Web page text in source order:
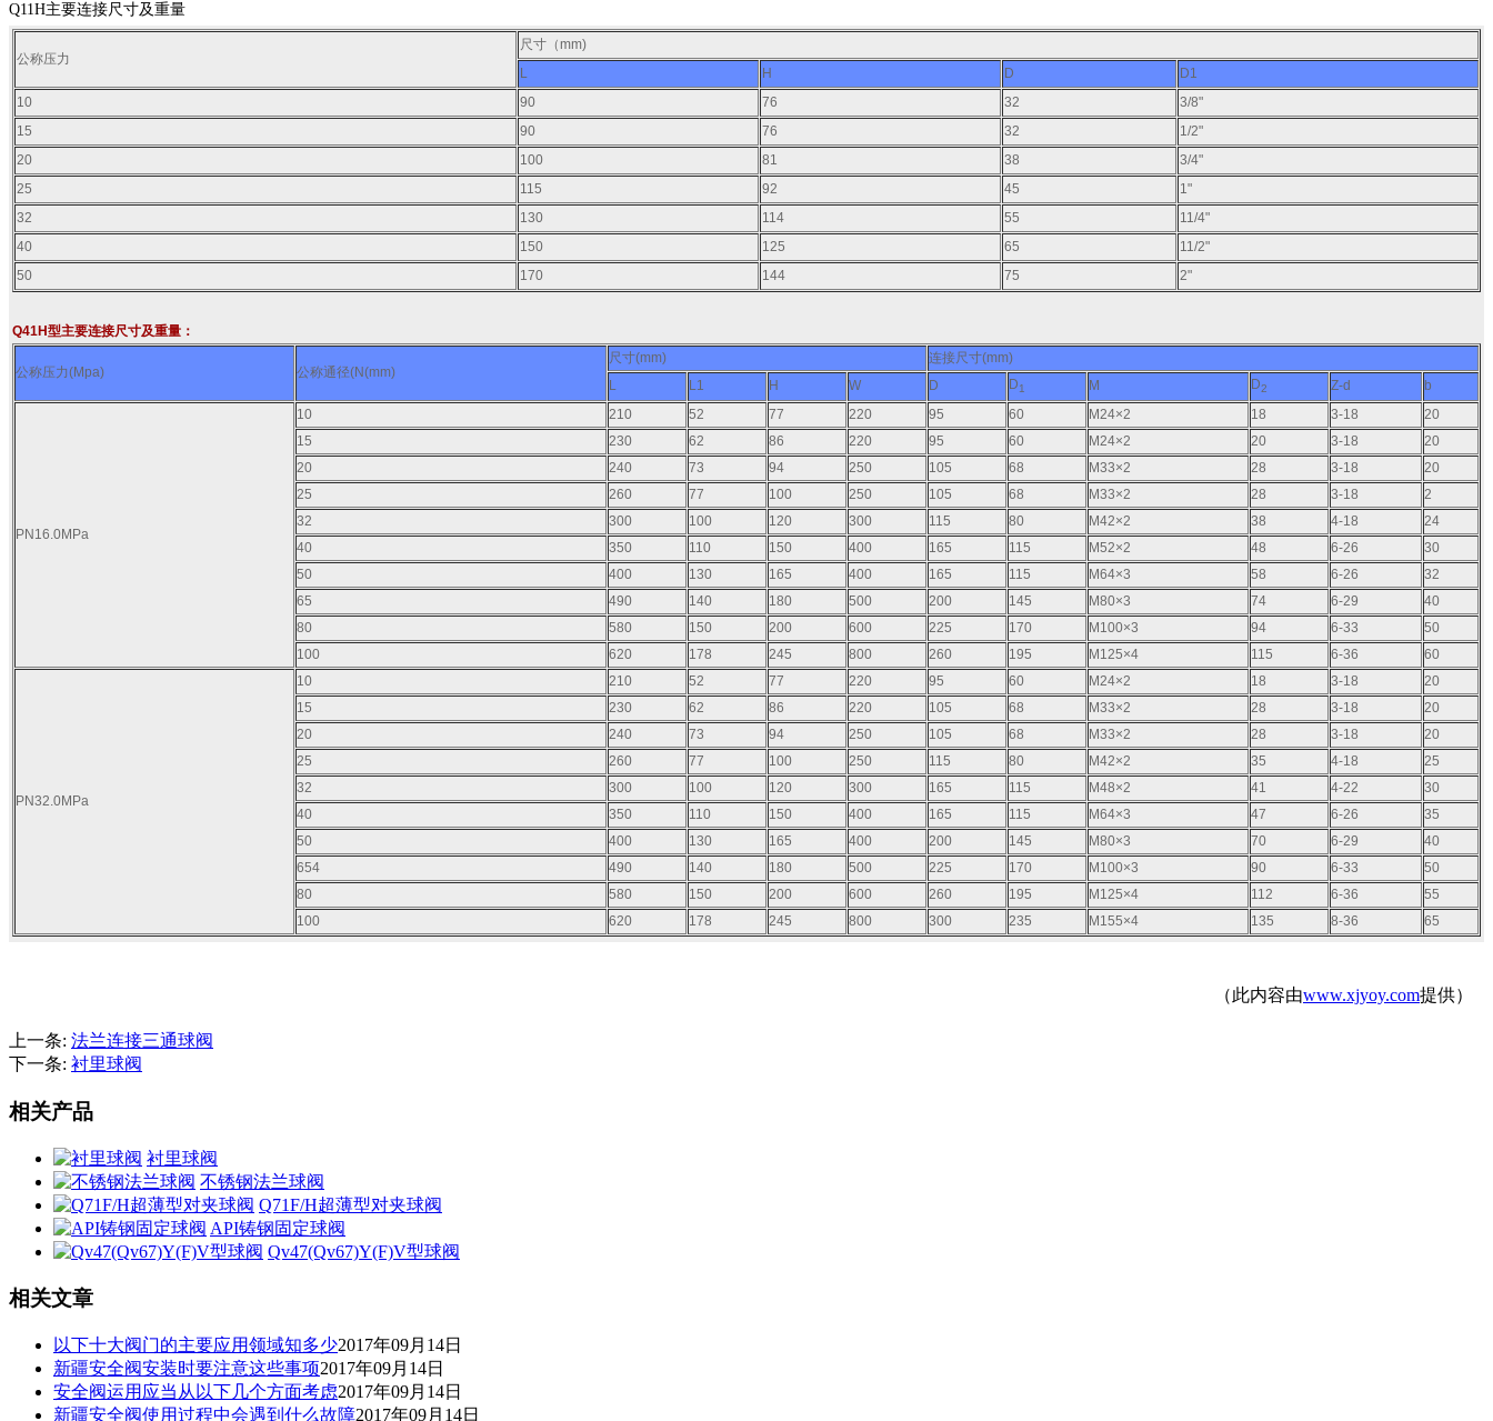
Q11H主要连接尺寸及重量
公称压力
尺寸（mm)
L
H D
D1
10
90 76 32
3/8"
15
90 76 32
1/2"
20
100 81 38
3/4"
25
115 92 45
1"
32
130 114 55
11/4"
40
150 125 65
11/2"
50
170 144 75 2"
Q41H型主要连接尺寸及重量 ：
公称压力(Mpa) 公称通径(N(mm)
尺寸(mm)
连接尺寸(mm)
L
L1 H W D D1 M D2 Z-d b
PN16.0MPa
10 210 52 77 220 95 60 M24×2 18 3-18
20
15
230 62 86 220 95 60 M24×2 20 3-18
20
20
240 73 94 250 105 68 M33×2 28 3-18
20
25
260 77 100 250 105 68 M33×2 28 3-18
2
32
300 100 120 300 115 80 M42×2 38 4-18
24
40
350 110 150 400 165 115 M52×2 48 6-26
30
50
400 130 165 400 165 115 M64×3 58 6-26
32
65
490 140 180 500 200 145 M80×3 74 6-29
40
80
580 150 200 600 225 170 M100×3 94 6-33
50
100
620 178 245 800 260 195 M125×4 115 6-36 60
PN32.0MPa
10 210 52 77 220 95 60 M24×2 18 3-18
20
15
230 62 86 220 105 68 M33×2 28 3-18
20
20
240 73 94 250 105 68 M33×2 28 3-18
20
25
260 77 100 250 115 80 M42×2 35 4-18
25
32
300 100 120 300 165 115 M48×2 41 4-22
30
40
350 110 150 400 165 115 M64×3 47 6-26
35
50
400 130 165 400 200 145 M80×3 70 6-29
40
654
490 140 180 500 225 170 M100×3 90 6-33
50
80
580 150 200 600 260 195 M125×4 112 6-36
55
100
620 178 245 800 300 235 M155×4 135 8-36 65
（此内容由www.xjyoy.com提供）
上一条: 法兰连接三通球阀
下一条: 衬里球阀
相关产品
衬里球阀
不锈钢法兰球阀
Q71F/H超薄型对夹球阀
API铸钢固定球阀
Qv47(Qv67)Y(F)V型球阀
相关文章
以下十大阀门的主要应用领域知多少2017年09月14日
新疆安全阀安装时要注意这些事项2017年09月14日
安全阀运用应当从以下几个方面考虑2017年09月14日
新疆安全阀使用过程中会遇到什么故障2017年09月14日